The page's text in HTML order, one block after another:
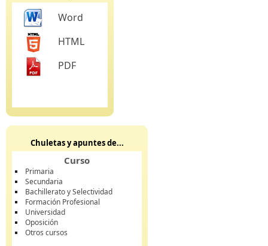
Word
HTML
PDF
Chuletas y apuntes de...
Curso
Primaria
Secundaria
Bachillerato y Selectividad
Formación Profesional
Universidad
Oposición
Otros cursos